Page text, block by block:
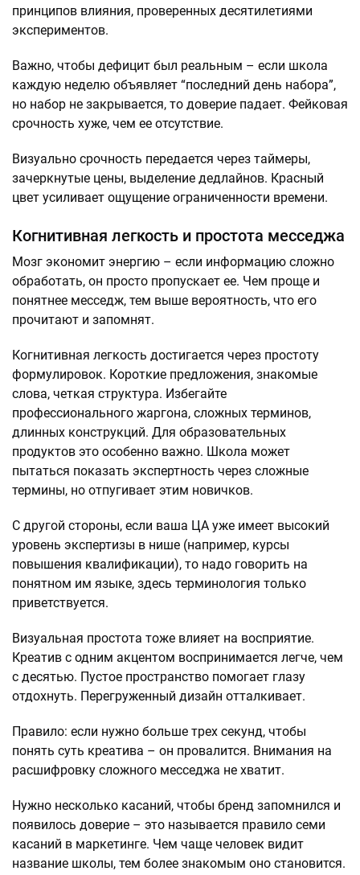
принципов влияния, проверенных десятилетиями
экспериментов.
Важно, чтобы дефицит был реальным – если школа
каждую неделю объявляет “последний день набора”,
но набор не закрывается, то доверие падает. Фейковая
срочность хуже, чем ее отсутствие.
Визуально срочность передается через таймеры,
зачеркнутые цены, выделение дедлайнов. Красный
цвет усиливает ощущение ограниченности времени.
Когнитивная легкость и простота месседжа
Мозг экономит энергию – если информацию сложно
обработать, он просто пропускает ее. Чем проще и
понятнее месседж, тем выше вероятность, что его
прочитают и запомнят.
Когнитивная легкость достигается через простоту
формулировок. Короткие предложения, знакомые
слова, четкая структура. Избегайте
профессионального жаргона, сложных терминов,
длинных конструкций. Для образовательных
продуктов это особенно важно. Школа может
пытаться показать экспертность через сложные
термины, но отпугивает этим новичков.
С другой стороны, если ваша ЦА уже имеет высокий
уровень экспертизы в нише (например, курсы
повышения квалификации), то надо говорить на
понятном им языке, здесь терминология только
приветствуется.
Визуальная простота тоже влияет на восприятие.
Креатив с одним акцентом воспринимается легче, чем
с десятью. Пустое пространство помогает глазу
отдохнуть. Перегруженный дизайн отталкивает.
Правило: если нужно больше трех секунд, чтобы
понять суть креатива – он провалится. Внимания на
расшифровку сложного месседжа не хватит.
Нужно несколько касаний, чтобы бренд запомнился и
появилось доверие – это называется правило семи
касаний в маркетинге. Чем чаще человек видит
название школы, тем более знакомым оно становится.